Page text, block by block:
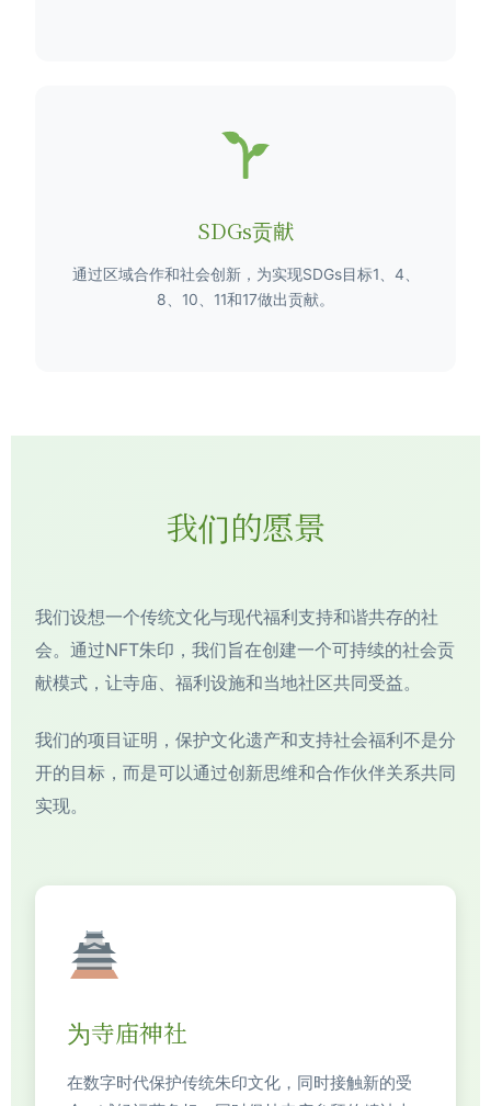
SDGs贡献
通过区域合作和社会创新，为实现SDGs目标1、4、
8、10、11和17做出贡献。
我们的愿景
我们设想一个传统文化与现代福利支持和谐共存的社
会。通过NFT朱印，我们旨在创建一个可持续的社会贡
献模式，让寺庙、福利设施和当地社区共同受益。
我们的项目证明，保护文化遗产和支持社会福利不是分
开的目标，而是可以通过创新思维和合作伙伴关系共同
实现。
为寺庙神社
在数字时代保护传统朱印文化，同时接触新的受